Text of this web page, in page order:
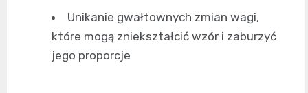
Unikanie gwałtownych zmian wagi,
które mogą zniekształcić wzór i zaburzyć
jego proporcje